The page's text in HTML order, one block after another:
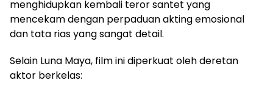
menghidupkan kembali teror santet yang
mencekam dengan perpaduan akting emosional
dan tata rias yang sangat detail.
Selain Luna Maya, film ini diperkuat oleh deretan
aktor berkelas: